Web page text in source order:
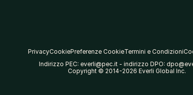
PrivacyCookiePreferenze CookieTermini e Condizioni
Indirizzo PEC: everli@pec.it - indirizzo DPO:
Copyright © 2014-2026 Everli Global Inc.